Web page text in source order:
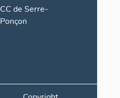
CC de Serre-
Ponçon